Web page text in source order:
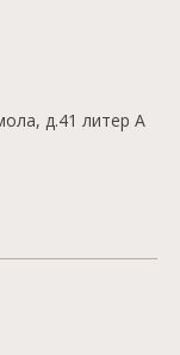
д.41 литер А